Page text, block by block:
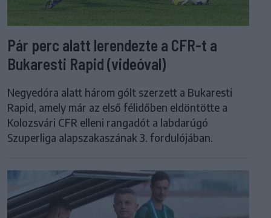
Pár perc alatt lerendezte a CFR-t a
Bukaresti Rapid (videóval)
Negyedóra alatt három gólt szerzett a Bukaresti
Rapid, amely már az első félidőben eldöntötte a
Kolozsvári CFR elleni rangadót a labdarúgó
Szuperliga alapszakaszának 3. fordulójában.